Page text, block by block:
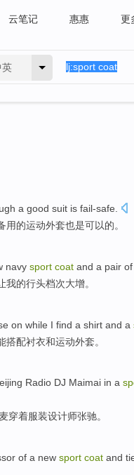
云笔记 惠惠 更
英
a good suit is fail-safe
用的运动外套也是可以的。
navy sport coat and a pair of
我的行头档次大增。
on while I find a shirt and a
搭配衬衣和运动外套。
Radio DJ Maimai in a
穿着服装设计师张驰。
of a new sport coat and